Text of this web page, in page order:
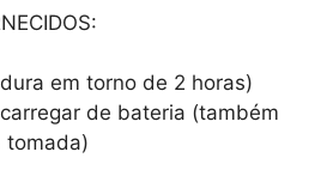
em torno de 2 horas)
de bateria (também
tomada)